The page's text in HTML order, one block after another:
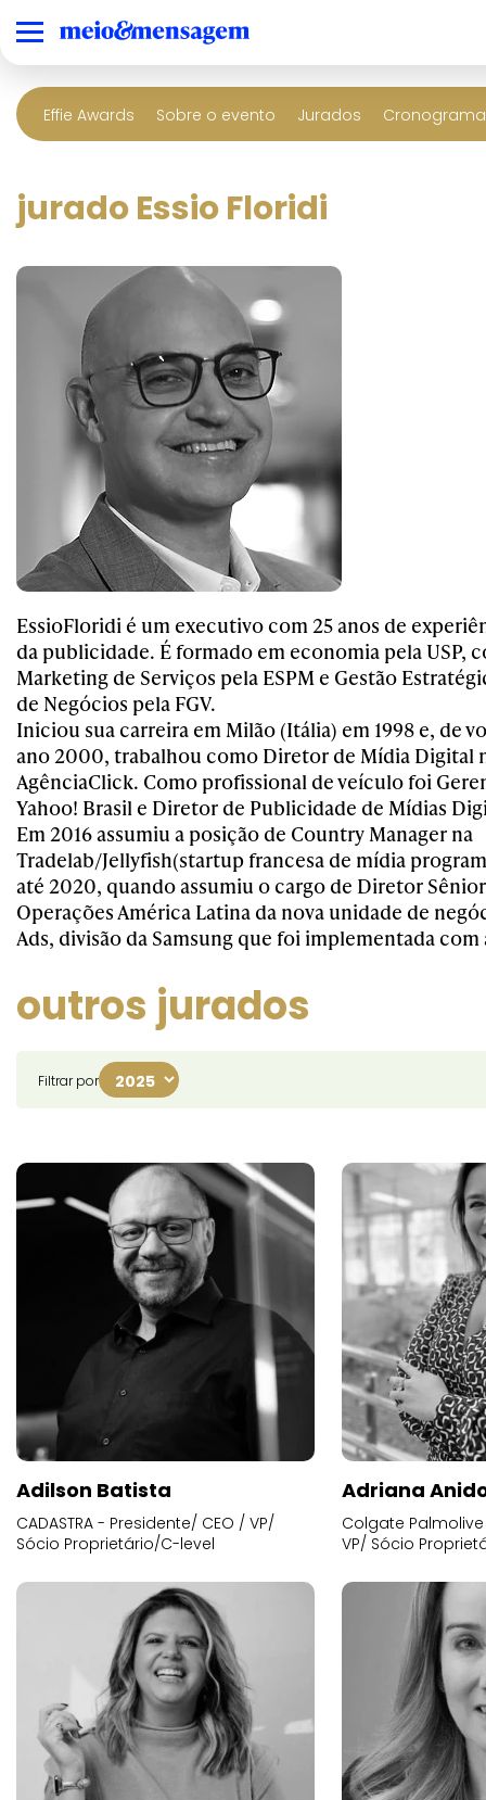
Effie Awards Sobre o evento Jurados
jurado Essio Floridi
EssioFloridi é um executivo com 25 anos de
da publicidade. É formado em economia pela USP,
Marketing de Serviços pela ESPM e Gestão
de Negócios pela FGV.
Iniciou sua carreira em Milão (Itália) em 1998 e, de
ano 2000, trabalhou como Diretor de Mídia Digital
AgênciaClick. Como profissional de veículo foi
Yahoo! Brasil e Diretor de Publicidade de Mídias
Em 2016 assumiu a posição de Country Manager na
Tradelab/Jellyfish(startup francesa de mídia
até 2020, quando assumiu o cargo de Diretor Sênior
Operações América Latina da nova unidade de
Ads, divisão da Samsung que foi implementada com
outros jurados
Filtrar por
Adilson Batista
CADASTRA - Presidente/ CEO / VP/
Sócio Proprietário/C-level
Adriana
Colgate
VP/ Sócio